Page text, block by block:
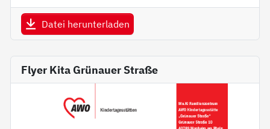
Datei herunterladen
Flyer Kita Grünauer Straße